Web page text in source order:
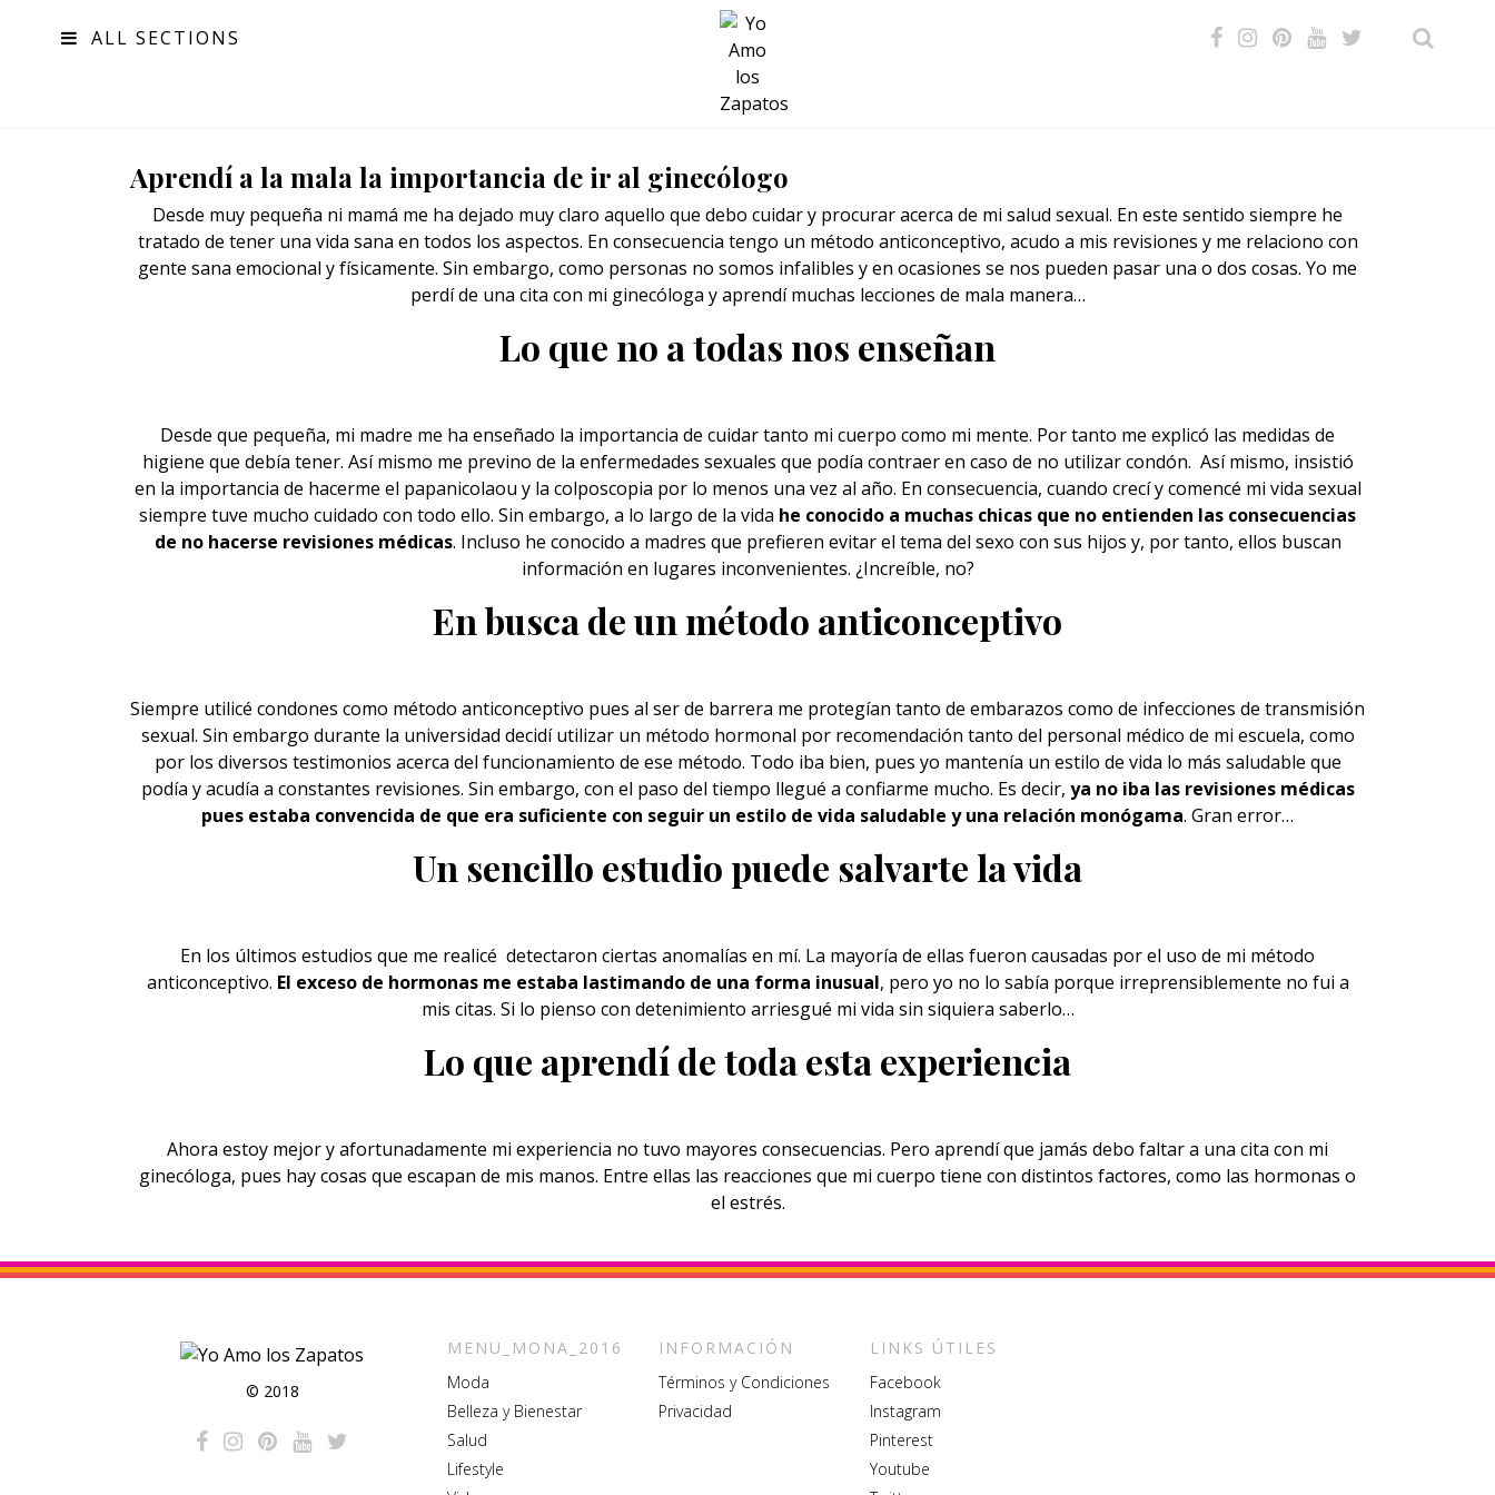
ALL SECTIONS
SALUD
Aprendí a la mala la importancia de ir al ginecólogo
Desde muy pequeña ni mamá me ha dejado muy claro aquello que debo cuidar y procurar acerca de mi salud sexual. En este sentido siempre he
tratado de tener una vida sana en todos los aspectos. En consecuencia tengo un método anticonceptivo, acudo a mis revisiones y me relaciono con
gente sana emocional y físicamente. Sin embargo, como personas no somos infalibles y en ocasiones se nos pueden pasar una o dos cosas. Yo me
perdí de una cita con mi ginecóloga y aprendí muchas lecciones de mala manera…
Lo que no a todas nos enseñan
Desde que pequeña, mi madre me ha enseñado la importancia de cuidar tanto mi cuerpo como mi mente. Por tanto me explicó las medidas de
higiene que debía tener. Así mismo me previno de la enfermedades sexuales que podía contraer en caso de no utilizarcondón. Así mismo, insistió
en la importancia de hacerme el papanicolaou y la colposcopia por lo menos una vez al año. En consecuencia, cuando crecí y comencé mi vida sexual
siempre tuve mucho cuidado con todo ello. Sin embargo, a lo largo de la vida he conocido a muchas chicas que no entienden las consecuencias
de no hacerse revisiones médicas. Incluso he conocido a madres que prefieren evitar el tema del sexo con sus hijos y, por tanto, ellos buscan
información en lugares inconvenientes. ¿Increíble, no?
En busca de un método anticonceptivo
Siempre utilicé condones como método anticonceptivo pues al ser de barrera me protegían tanto de embarazos como de infecciones de transmisión
sexual. Sin embargo durante la universidad decidí utilizar un método hormonal por recomendación tanto del personal médico de mi escuela, como
por los diversos testimonios acerca del funcionamiento de ese método. Todo iba bien, pues yo mantenía un estilo de vida lo más saludable que
podía y acudía a constantes revisiones. Sin embargo, con el paso del tiempo llegué a confiarme mucho. Es decir, ya no iba las revisiones médicas
pues estaba convencida de que era suficiente con seguir un estilo de vida saludable y una relación monógama. Gran error…
Un sencillo estudio puede salvarte la vida
En los últimos estudios que me realicé detectaron ciertas anomalías en mí. La mayoría de ellas fueron causadas por el uso de mi método
anticonceptivo. El exceso de hormonas me estaba lastimando de una forma inusual, pero yo no lo sabía porque irreprensiblemente no fui a
mis citas. Si lo pienso con detenimiento arriesgué mi vida sin siquiera saberlo…
Lo que aprendí de toda esta experiencia
Ahora estoy mejor y afortunadamente mi experiencia no tuvo mayores consecuencias. Pero aprendí que jamás debo faltar a una cita con mi
ginecóloga, pues hay cosas que escapan de mis manos. Entre ellas las reacciones que mi cuerpo tiene con distintos factores, como las hormonas o
el estrés.
© 2018
MENU_MONA_2016
Moda
Belleza y Bienestar
Salud
Lifestyle
INFORMACIÓN
Términos y Condiciones
Privacidad
LINKS ÚTILES
Facebook
Instagram
Pinterest
Youtube